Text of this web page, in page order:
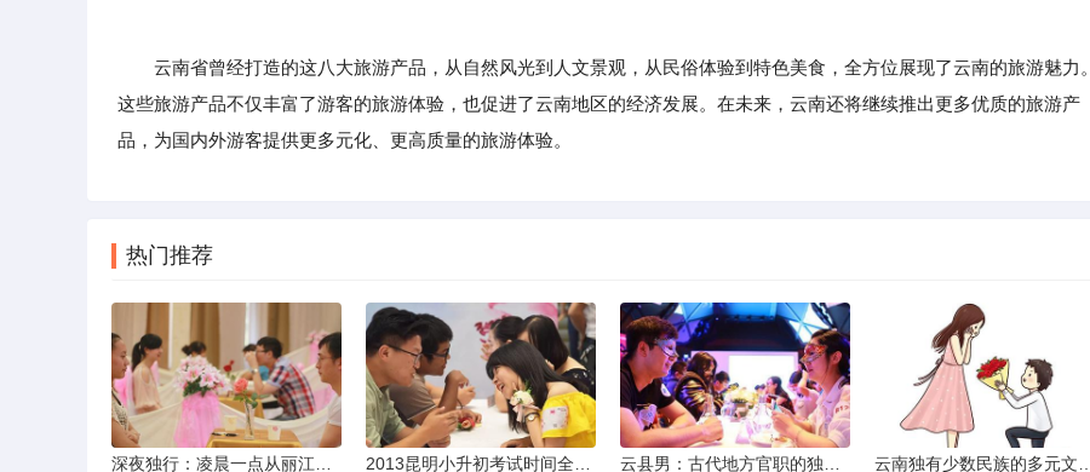
云南省曾经打造的这八大旅游产品，从自然风光到人文景观，从民俗体验到特色美食，全方位展现了云南的旅游魅力。
这些旅游产品不仅丰富了游客的旅游体验，也促进了云南地区的经济发展。在未来，云南还将继续推出更多优质的旅游产
品，为国内外游客提供更多元化、更高质量的旅游体验。
热门推荐